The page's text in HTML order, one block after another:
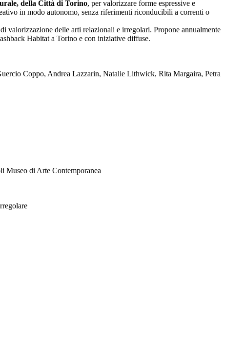
della Città di Torino, per valorizzare forme espressive e
in modo autonomo, senza riferimenti riconducibili a correnti o
valorizzazione delle arti relazionali e irregolari. Propone annualmente
Habitat a Torino e con iniziative diffuse.
Coppo, Andrea Lazzarin, Natalie Lithwick, Rita Margaira, Petra
Museo di Arte Contemporanea